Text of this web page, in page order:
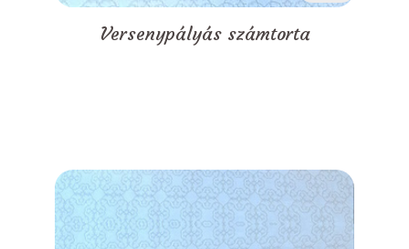
Versenypályás számtorta